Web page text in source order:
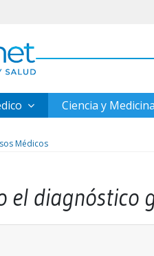
Ciencia y Medicina
Médicos
el diagnóstico